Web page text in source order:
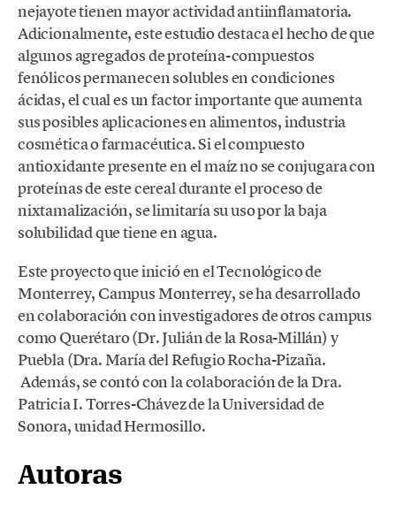
nejayote tienen mayor actividad antiinflamatoria.
Adicionalmente, este estudio destaca el hecho de que
algunos agregados de proteína-compuestos
fenólicos permanecen solubles en condiciones
ácidas, el cual es un factor importante que aumenta
sus posibles aplicaciones en alimentos, industria
cosmética o farmacéutica. Si el compuesto
antioxidante presente en el maíz no se conjugara con
proteínas de este cereal durante el proceso de
nixtamalización, se limitaría su uso por la baja
solubilidad que tiene en agua.
Este proyecto que inició en el Tecnológico de
Monterrey, Campus Monterrey, se ha desarrollado
en colaboración con investigadores de otros campus
como Querétaro (Dr. Julián de la Rosa-Millán) y
Puebla (Dra. María del Refugio Rocha-Pizaña.
Además, se contó con la colaboración de la Dra.
Patricia I. Torres-Chávez de la Universidad de
Sonora, unidad Hermosillo.
Autoras